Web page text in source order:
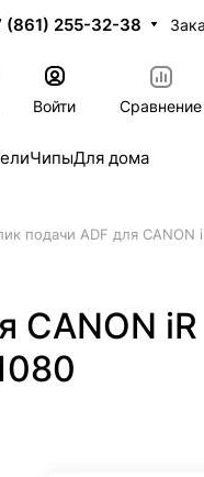
(861) 255-32-38
Войти
Сравнение
ЧипыДля дома
подачи ADF для CANON
CANON iR